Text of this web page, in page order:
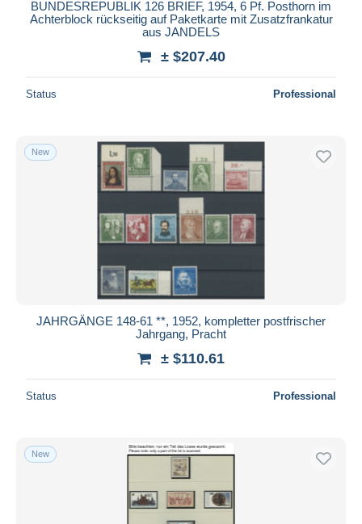
BUNDESREPUBLIK 126 BRIEF, 1954, 6 Pf. Posthorn im
Achterblock rückseitig auf Paketkarte mit Zusatzfrankatur
aus JANDELS
± $207.40
Status Professional
New
JAHRGÄNGE 148-61 **, 1952, kompletter postfrischer
Jahrgang, Pracht
± $110.61
Status Professional
New